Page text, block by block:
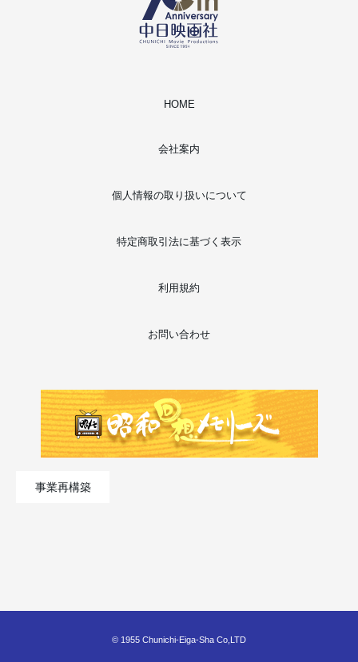
HOME
会社案内
個人情報の取り扱いについて
特定商取引法に基づく表示
利用規約
お問い合わせ
事業再構築
© 1955 Chunichi-Eiga-Sha Co,LTD